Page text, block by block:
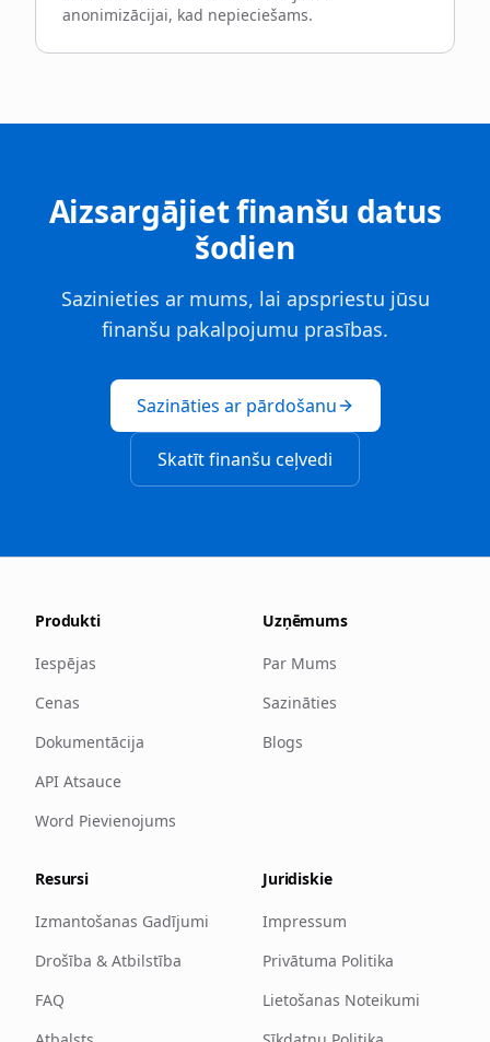
anonimizācijai, kad nepieciešams.
Aizsargājiet finanšu datus
šodien
Sazinieties ar mums, lai apspriestu jūsu
finanšu pakalpojumu prasības.
Sazināties ar pārdošanu
Skatīt finanšu ceļvedi
Produkti
Iespējas
Cenas
Dokumentācija
API Atsauce
Word Pievienojums
Uzņēmums
Par Mums
Sazināties
Blogs
Resursi
Izmantošanas Gadījumi
Drošība & Atbilstība
FAQ
Juridiskie
Impressum
Privātuma Politika
Lietošanas Noteikumi